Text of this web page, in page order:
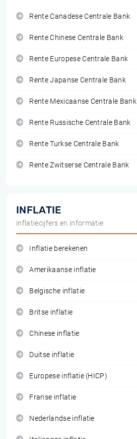
Rente Canadese Centrale Bank
Rente Chinese Centrale Bank
Rente Europese Centrale Bank
Rente Japanse Centrale Bank
Rente Mexicaanse Centrale Bank
Rente Russische Centrale Bank
Rente Turkse Centrale Bank
Rente Zwitserse Centrale Bank
INFLATIE
inflatiecijfers en informatie
Inflatie berekenen
Amerikaanse inflatie
Belgische inflatie
Britse inflatie
Chinese inflatie
Duitse inflatie
Europese inflatie (HICP)
Franse inflatie
Nederlandse inflatie